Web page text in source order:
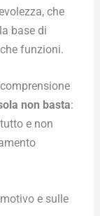
che
base di
funzioni.
non basta:
e non
e sulle